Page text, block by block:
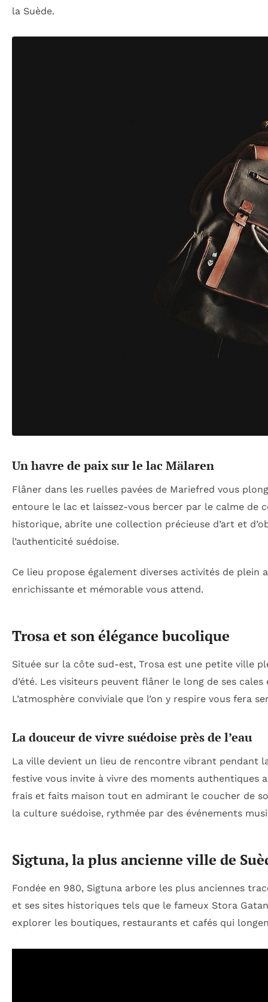
la Suède.
Un havre de paix sur le lac Mälaren
Flâner dans les ruelles pavées de Mariefred vous
entoure le lac et laissez-vous bercer par le calme de
historique, abrite une collection précieuse d’art et
l’authenticité suédoise.
Ce lieu propose également diverses activités de plein
enrichissante et mémorable vous attend.
Trosa et son élégance bucolique
Située sur la côte sud-est, Trosa est une petite ville
d’été. Les visiteurs peuvent flâner le long de ses
L’atmosphère conviviale que l’on y respire vous fera
La douceur de vivre suédoise près de l’eau
La ville devient un lieu de rencontre vibrant pendant
festive vous invite à vivre des moments authentiques
frais et faits maison tout en admirant le coucher de
la culture suédoise, rythmée par des événements
Sigtuna, la plus ancienne ville de
Fondée en 980, Sigtuna arbore les plus anciennes
et ses sites historiques tels que le fameux Stora
explorer les boutiques, restaurants et cafés qui